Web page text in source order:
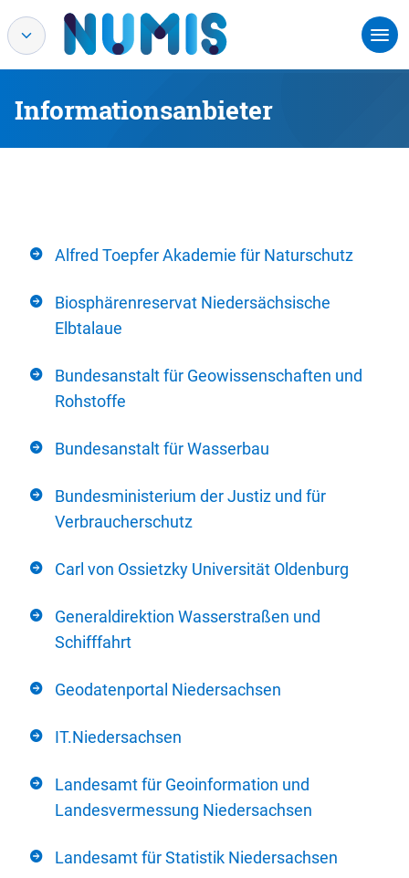
Informationsanbieter
Alfred Toepfer Akademie für Naturschutz
Biosphärenreservat Niedersächsische
Elbtalaue
Bundesanstalt für Geowissenschaften und
Rohstoffe
Bundesanstalt für Wasserbau
Bundesministerium der Justiz und für
Verbraucherschutz
Carl von Ossietzky Universität Oldenburg
Generaldirektion Wasserstraßen und
Schifffahrt
Geodatenportal Niedersachsen
IT.Niedersachsen
Landesamt für Geoinformation und
Landesvermessung Niedersachsen
Landesamt für Statistik Niedersachsen